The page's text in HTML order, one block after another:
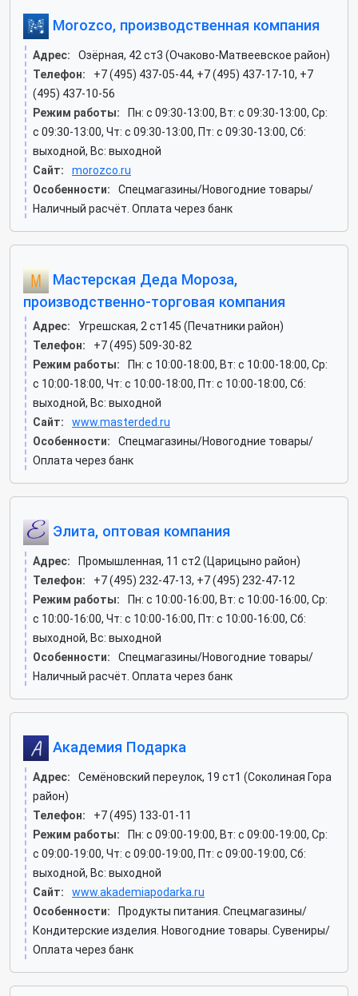
Morozco, производственная компания
Адрес:
Озёрная, 42 ст3 (Очаково-Матвеевское район)
Телефон:
+7 (495) 437-05-44, +7 (495) 437-17-10, +7
(495) 437-10-56
Режим работы:
Пн: c 09:30-13:00, Вт: c 09:30-13:00, Ср:
c 09:30-13:00, Чт: c 09:30-13:00, Пт: c 09:30-13:00, Сб:
выходной, Вс: выходной
Сайт:
morozco.ru
Особенности:
Спецмагазины/Новогодние товары/
Наличный расчёт. Оплата через банк
Мастерская Деда Мороза,
производственно-торговая компания
Адрес:
Угрешская, 2 ст145 (Печатники район)
Телефон:
+7 (495) 509-30-82
Режим работы:
Пн: c 10:00-18:00, Вт: c 10:00-18:00, Ср:
c 10:00-18:00, Чт: c 10:00-18:00, Пт: c 10:00-18:00, Сб:
выходной, Вс: выходной
Сайт:
www.masterded.ru
Особенности:
Спецмагазины/Новогодние товары/
Оплата через банк
Элита, оптовая компания
Адрес:
Промышленная, 11 ст2 (Царицыно район)
Телефон:
+7 (495) 232-47-13, +7 (495) 232-47-12
Режим работы:
Пн: c 10:00-16:00, Вт: c 10:00-16:00, Ср:
c 10:00-16:00, Чт: c 10:00-16:00, Пт: c 10:00-16:00, Сб:
выходной, Вс: выходной
Особенности:
Спецмагазины/Новогодние товары/
Наличный расчёт. Оплата через банк
Академия Подарка
Адрес:
Семёновский переулок, 19 ст1 (Соколиная Гора
район)
Телефон:
+7 (495) 133-01-11
Режим работы:
Пн: c 09:00-19:00, Вт: c 09:00-19:00, Ср:
c 09:00-19:00, Чт: c 09:00-19:00, Пт: c 09:00-19:00, Сб:
выходной, Вс: выходной
Сайт:
www.akademiapodarka.ru
Особенности:
Продукты питания. Спецмагазины/
Кондитерские изделия. Новогодние товары. Сувениры/
Оплата через банк